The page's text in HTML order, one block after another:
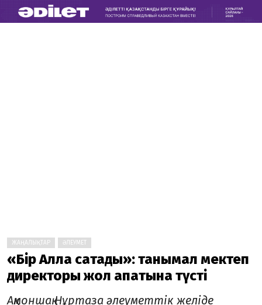
ЖАҢАЛЫҚТАР ӘЛЕУМЕТ
«Бір Алла сақтады»: танымал мектеп
директоры жол апатына түсті
Ақмоншақ Нұртаза әлеуметтік желіде